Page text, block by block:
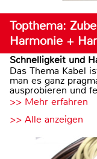
Topthema:
Harmonie +
Schnelligkeit und
Das Thema Kabel
man es ganz
ausprobieren und
>> Mehr erfahren
>> Alle anzeigen